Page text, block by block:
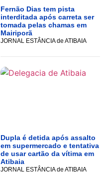
Fernão Dias tem pista
interditada após carreta ser
tomada pelas chamas em
Mairiporã
JORNAL ESTÂNCIA de ATIBAIA
Dupla é detida após assalto
em supermercado e tentativa
de usar cartão da vítima em
Atibaia
JORNAL ESTÂNCIA de ATIBAIA